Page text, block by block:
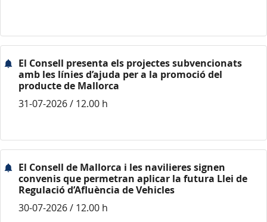
El Consell presenta els projectes subvencionats
amb les línies d’ajuda per a la promoció del
producte de Mallorca
31-07-2026 / 12.00 h
El Consell de Mallorca i les navilieres signen
convenis que permetran aplicar la futura Llei de
Regulació d’Afluència de Vehicles
30-07-2026 / 12.00 h